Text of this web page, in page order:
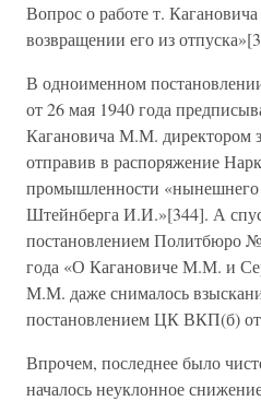
Вопрос о работе т.
возвращении его из
В одноименном
от 26 мая 1940 года
Кагановича М.М.
отправив в распоряжение
промышленности «нынешнего
Штейнберга И.И.»[344]. А
постановлением Политбюро
года «О Кагановиче М.М. и
М.М. даже снималось
постановлением ЦК ВКП(б)
Впрочем, последнее было
началось неуклонное